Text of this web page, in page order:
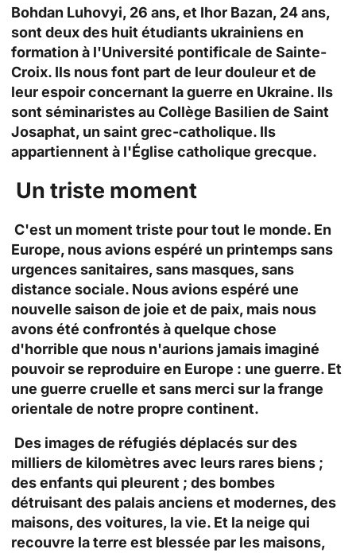
Bohdan Luhovyi, 26 ans, et Ihor Bazan, 24 ans,
sont deux des huit étudiants ukrainiens en
formation à l'Université pontificale de Sainte-
Croix. Ils nous font part de leur douleur et de
leur espoir concernant la guerre en Ukraine. Ils
sont séminaristes au Collège Basilien de Saint
Josaphat, un saint grec-catholique. Ils
appartiennent à l'Église catholique grecque.
Un triste moment
C'est un moment triste pour tout le monde. En
Europe, nous avions espéré un printemps sans
urgences sanitaires, sans masques, sans
distance sociale. Nous avions espéré une
nouvelle saison de joie et de paix, mais nous
avons été confrontés à quelque chose
d'horrible que nous n'aurions jamais imaginé
pouvoir se reproduire en Europe : une guerre. Et
une guerre cruelle et sans merci sur la frange
orientale de notre propre continent.
Des images de réfugiés déplacés sur des
milliers de kilomètres avec leurs rares biens ;
des enfants qui pleurent ; des bombes
détruisant des palais anciens et modernes, des
maisons, des voitures, la vie. Et la neige qui
recouvre la terre est blessée par les maisons,